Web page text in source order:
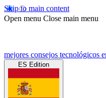
Skip to main content
Open menu Close main menu
mejores consejos tecnológicos
ES Edition